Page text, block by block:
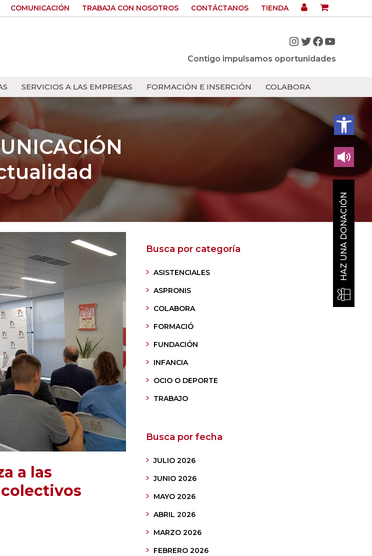
Abrir
COMUNICACIÓN TRABAJA CON NOSOTROS CONTÁCTANOS TIENDA
Instagram
Twitter
Facebook
Contigo impulsamos oportunidades
SERVICIOS A LAS EMPRESAS FORMACIÓN E INSERCIÓN COLABORA
HAZ UNA DONACIÓN
a las
Busca por categoría
ASISTENCIALES
ASPRONIS
COLABORA
FORMACIÓ
FUNDACIÓN
INFANCIA
OCIO O DEPORTE
TRABAJO
Busca por fecha
JULIO 2026
JUNIO 2026
MAYO 2026
ABRIL 2026
MARZO 2026
FEBRERO 2026